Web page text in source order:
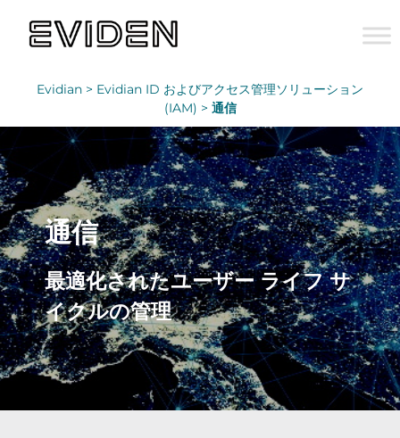
Evidian > Evidian ID およびアクセス管理ソリューション
(IAM) > 通信
通信
最適化されたユーザー ライフ サ
イクルの管理